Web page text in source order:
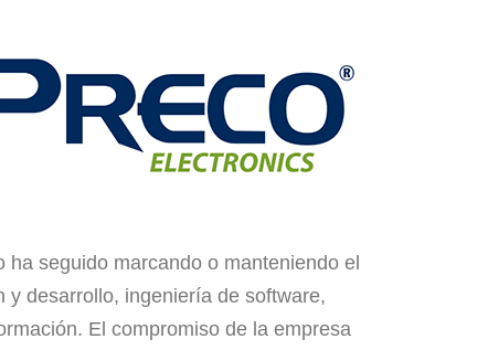
seguido marcando o manteniendo el
desarrollo, ingeniería de software,
El compromiso de la empresa